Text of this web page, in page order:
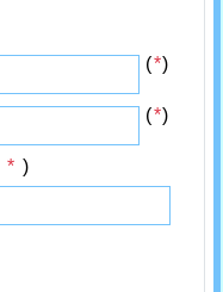
(*)
(*)
* )